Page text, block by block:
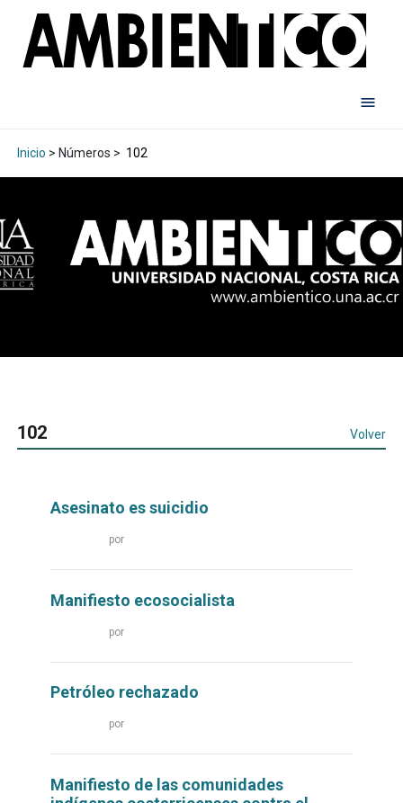
Inicio > Números > 102
102 Volver
Asesinato es suicidio
por
Manifiesto ecosocialista
por
Petróleo rechazado
por
Manifiesto de las comunidades